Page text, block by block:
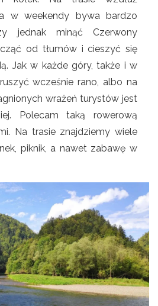
w weekendy bywa bardzo
jednak minąć Czerwony
od tłumów i cieszyć się
Jak w każde góry, także i w
wcześnie rano, albo na
wrażeń turystów jest
Polecam taką rowerową
Na trasie znajdziemy wiele
piknik, a nawet zabawę w